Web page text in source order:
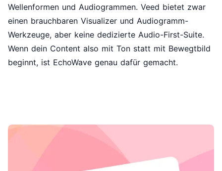
Wellenformen und Audiogrammen. Veed bietet zwar
einen brauchbaren Visualizer und Audiogramm-
Werkzeuge, aber keine dedizierte Audio-First-Suite.
Wenn dein Content also mit Ton statt mit Bewegtbild
beginnt, ist EchoWave genau dafür gemacht.